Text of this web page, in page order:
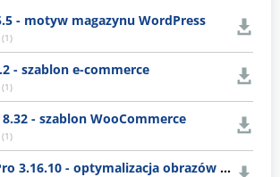
- motyw magazynu WordPress
(1)
- szablon e-commerce
(1)
- szablon WooCommerce
(1)
Smush Pro 3.16.10 - optymalizacja obrazów WordPress